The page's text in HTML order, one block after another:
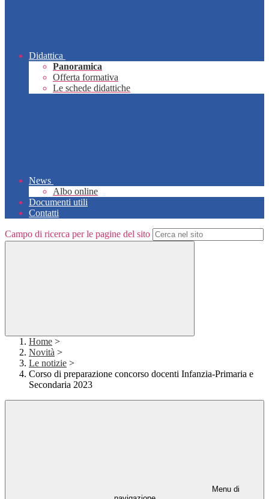
Didattica
Panoramica
Offerta formativa
Le schede didattiche
News
Albo online
Documenti utili
Contatti
Campo di ricerca per le pagine del sito
Home >
Novità >
Le notizie >
Corso di preparazione concorso docenti Infanzia-Primaria e
Secondaria 2023
Menu di